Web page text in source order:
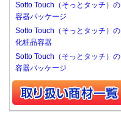
Sotto Touch（そっとタッチ）の
容器パッケージ
Sotto Touch（そっとタッチ）の
化粧品容器
Sotto Touch（そっとタッチ）の
容器パッケージ